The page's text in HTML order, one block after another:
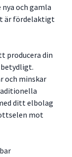
och gamla
är fördelaktigt
producera din
betydligt.
och minskar
ditt elbolag
mot